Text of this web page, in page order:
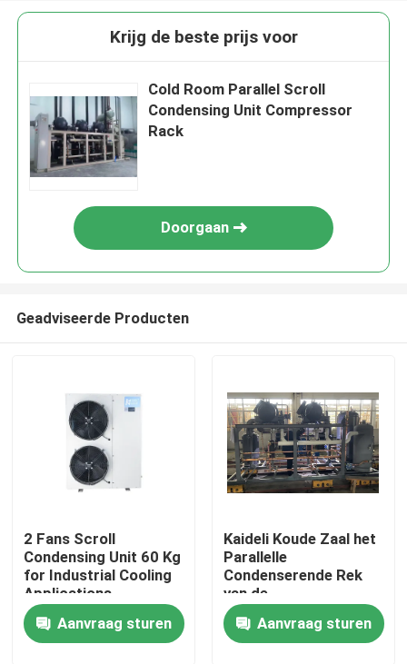
Thuis
Krijg de beste prijs voor
Cold Room Parallel Scroll
Condensing Unit Compressor
Rack
Doorgaan
Geadviseerde Producten
2 Fans Scroll
Condensing Unit 60 Kg
for Industrial Cooling
Applications
Aanvraag sturen
Kaideli Koude Zaal het
Parallelle
Condenserende Rek
van de
Eenheidscompressor
Aanvraag sturen